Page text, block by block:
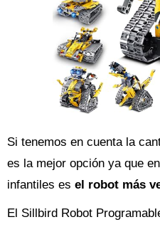
Si tenemos en cuenta la
es la mejor opción ya que
infantiles es el robot más
El Sillbird Robot